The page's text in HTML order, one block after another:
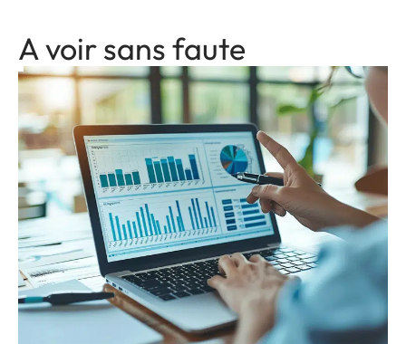
A voir sans faute